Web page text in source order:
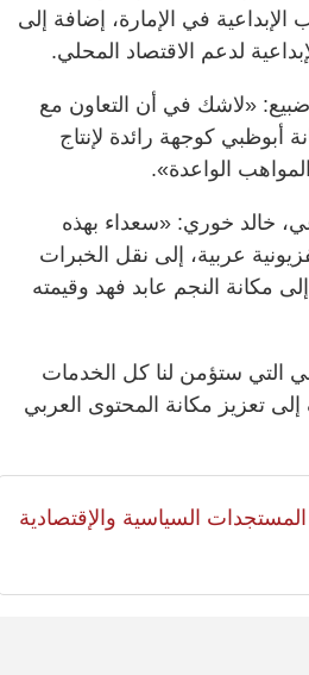
الإبداعية في الإمارة، إضافة إلى
لدعم الاقتصاد المحلي.
ضبيع: «لاشك في أن التعاون مع
أبوظبي كوجهة رائدة لإنتاج
الواعدة».
خالد خوري: «سعداء بهذه
عربية، إلى نقل الخبرات
مكانة النجم عابد فهد وقيمته
التي ستؤمن لنا كل الخدمات
تعزيز مكانة المحتوى العربي
المستجدات السياسية والإقتصادية